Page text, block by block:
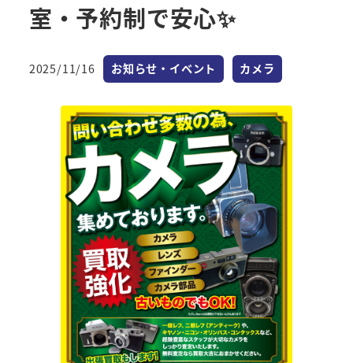
室・予約制で安心✨
投稿日
2025/11/16 カテゴリー
お知らせ・イベント カテゴリー
カメラ